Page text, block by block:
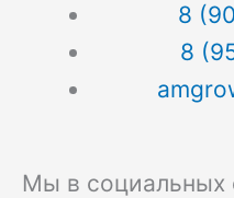
8
8
Мы в социальных